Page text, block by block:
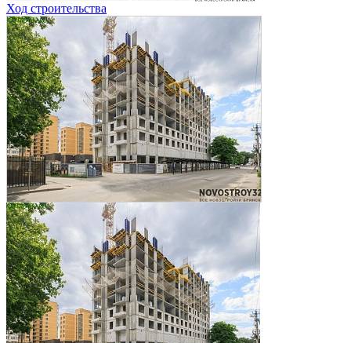
Ход строительства